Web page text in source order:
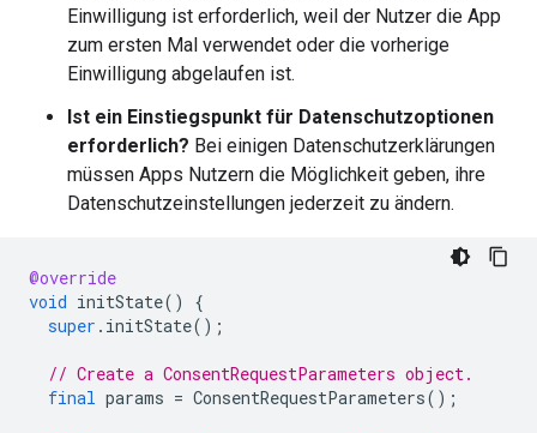
Einwilligung ist erforderlich, weil der Nutzer die App
zum ersten Mal verwendet oder die vorherige
Einwilligung abgelaufen ist.
Ist ein Einstiegspunkt für Datenschutzoptionen
erforderlich? Bei einigen Datenschutzerklärungen
müssen Apps Nutzern die Möglichkeit geben, ihre
Datenschutzeinstellungen jederzeit zu ändern.
@override
void initState()
{
super . initState();
// Create a ConsentRequestParameters object.
final params = ConsentRequestParameters();